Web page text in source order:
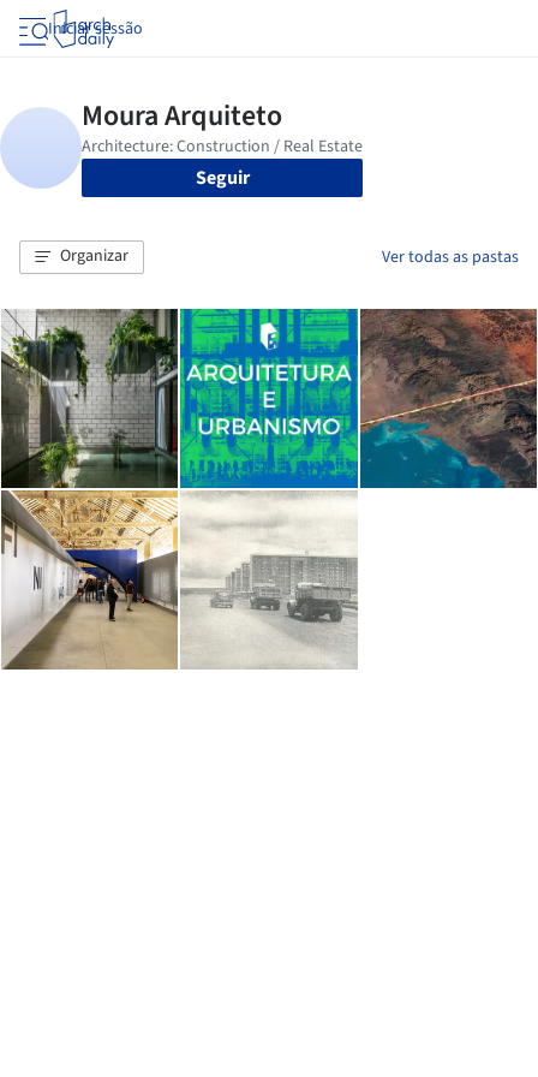
Iniciar sessão
Seguir
Organizar Ver todas as pastas